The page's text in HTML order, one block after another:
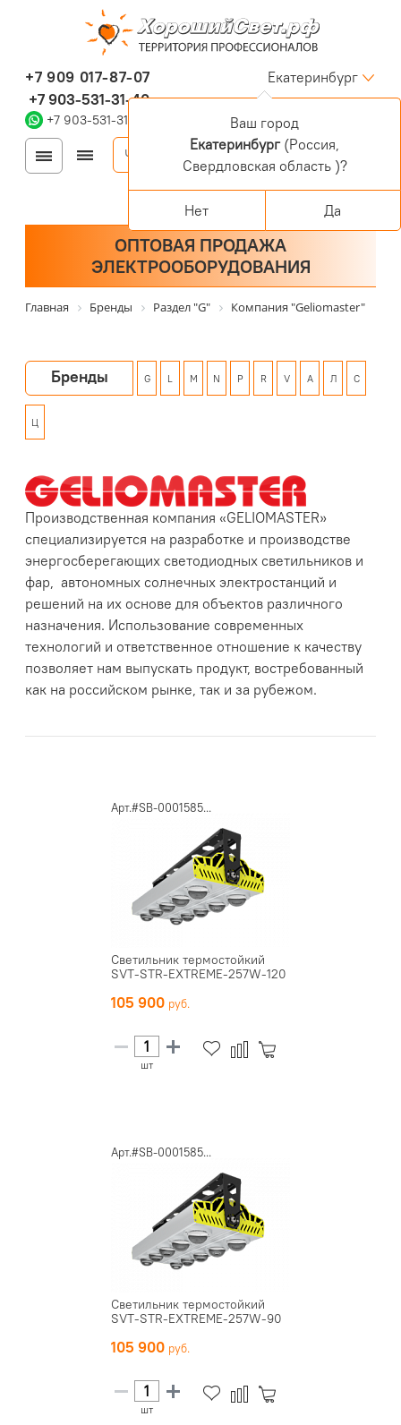
+7 909 017-87-07
+7 903-531-31-40
+7 903-531-31-40
Екатеринбург
Войти
Регистрация
Корзина
0 позиций
ОПТОВАЯ ПРОДАЖА
ЭЛЕКТРООБОРУДОВАНИЯ
Главная Бренды Раздел "G" Компания "Geliomaster"
Бренды G L M N P R V А Л С
Ц
Производственная компания «GELIOMASTER»
специализируется на разработке и производстве
энергосберегающих светодиодных светильников и
фар, автономных солнечных электростанций и
решений на их основе для объектов различного
назначения. Использование современных
технологий и ответственное отношение к качеству
позволяет нам выпускать продукт, востребованный
как на российском рынке, так и за рубежом.
Арт.#SB-0001585...
Светильник термостойкий
SVT-STR-EXTREME-257W-120
105 900
шт
Арт.#SB-0001585...
Светильник термостойкий
SVT-STR-EXTREME-257W-90
105 900
шт
Ваш город
Екатеринбург(Россия,
Свердловская область )?
Нет Да